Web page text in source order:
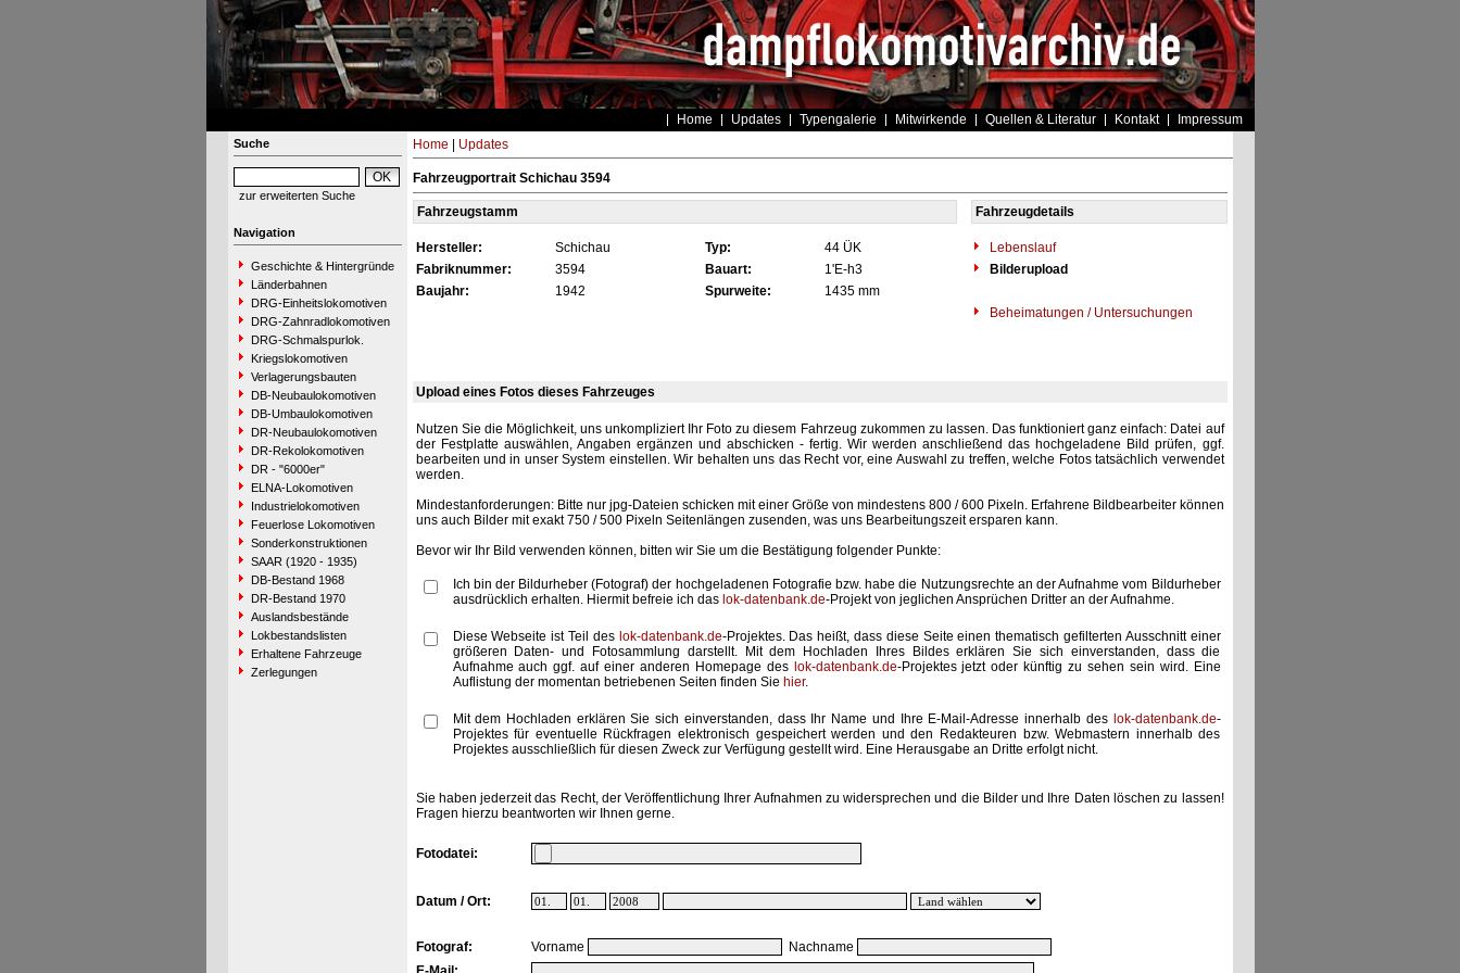
Home Updates Typengalerie Mitwirkende Quellen & Literatur Kontakt Impressum
Suche
zur erweiterten Suche
Navigation
Geschichte & Hintergründe
Länderbahnen
DRG-Einheitslokomotiven
DRG-Zahnradlokomotiven
DRG-Schmalspurlok.
Kriegslokomotiven
Verlagerungsbauten
DB-Neubaulokomotiven
DB-Umbaulokomotiven
DR-Neubaulokomotiven
DR-Rekolokomotiven
DR - "6000er"
ELNA-Lokomotiven
Industrielokomotiven
Feuerlose Lokomotiven
Sonderkonstruktionen
SAAR (1920 - 1935)
DB-Bestand 1968
DR-Bestand 1970
Auslandsbestände
Lokbestandslisten
Erhaltene Fahrzeuge
Zerlegungen
Home Updates
Fahrzeugportrait Schichau 3594
Fahrzeugstamm Fahrzeugdetails
Hersteller: Schichau Typ: 44 ÜK
Lebenslauf
Fabriknummer:
3594 Bauart: 1'E-h3
Bilderupload
Baujahr:
1942 Spurweite:
1435 mm
Beheimatungen / Untersuchungen
Upload eines Fotos dieses Fahrzeuges
Nutzen Sie die Möglichkeit, uns unkompliziert Ihr Foto zu diesem Fahrzeug zukommen zu lassen. Das funktioniert ganz einfach: Datei auf
der Festplatte auswählen, Angaben ergänzen und abschicken - fertig. Wir werden anschließend das hochgeladene Bild prüfen, ggf.
bearbeiten und in unser System einstellen. Wir behalten uns das Recht vor, eine Auswahl zu treffen, welche Fotos tatsächlich verwendet
werden.
Mindestanforderungen: Bitte nur jpg-Dateien schicken mit einer Größe von mindestens 800 / 600 Pixeln. Erfahrene Bildbearbeiter können
uns auch Bilder mit exakt 750 / 500 Pixeln Seitenlängen zusenden, was uns Bearbeitungszeit ersparen kann.
Bevor wir Ihr Bild verwenden können, bitten wir Sie um die Bestätigung folgender Punkte:
Ich bin der Bildurheber (Fotograf) der hochgeladenen Fotografie bzw. habe die Nutzungsrechte an der Aufnahme vom Bildurheber
ausdrücklich erhalten. Hiermit befreie ich das lok-datenbank.de-Projekt von jeglichen Ansprüchen Dritter an der Aufnahme.
Diese Webseite ist Teil des lok-datenbank.de-Projektes. Das heißt, dass diese Seite einen thematisch gefilterten Ausschnitt einer
größeren Daten- und Fotosammlung darstellt. Mit dem Hochladen Ihres Bildes erklären Sie sich einverstanden, dass die
Aufnahme auch ggf. auf einer anderen Homepage des lok-datenbank.de-Projektes jetzt oder künftig zu sehen sein wird. Eine
Auflistung der momentan betriebenen Seiten finden Sie hier.
Mit dem Hochladen erklären Sie sich einverstanden, dass Ihr Name und Ihre E-Mail-Adresse innerhalb des lok-datenbank.de-
Projektes für eventuelle Rückfragen elektronisch gespeichert werden und den Redakteuren bzw. Webmastern innerhalb des
Projektes ausschließlich für diesen Zweck zur Verfügung gestellt wird. Eine Herausgabe an Dritte erfolgt nicht.
Sie haben jederzeit das Recht, der Veröffentlichung Ihrer Aufnahmen zu widersprechen und die Bilder und Ihre Daten löschen zu lassen!
Fragen hierzu beantworten wir Ihnen gerne.
Fotodatei:
Datum / Ort:
Fotograf: Vorname
Nachname